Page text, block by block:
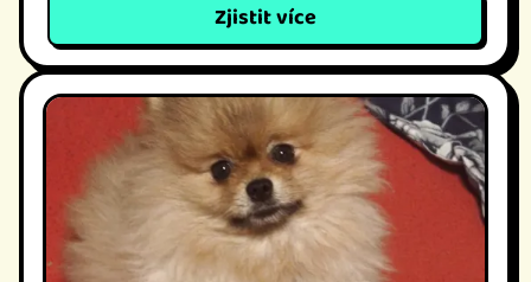
Zjistit více